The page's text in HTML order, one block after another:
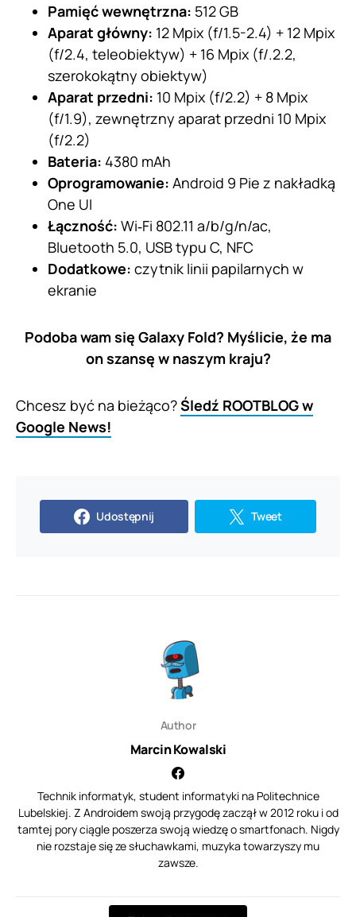
Pamięć wewnętrzna: 512 GB
Aparat główny: 12 Mpix (f/1.5-2.4) + 12 Mpix
(f/2.4, teleobiektyw) + 16 Mpix (f/.2.2,
szerokokątny obiektyw)
Aparat przedni: 10 Mpix (f/2.2) + 8 Mpix
(f/1.9), zewnętrzny aparat przedni 10 Mpix
(f/2.2)
Bateria: 4380 mAh
Oprogramowanie: Android 9 Pie z nakładką
One UI
Łączność: Wi‑Fi 802.11 a/b/g/n/ac,
Bluetooth 5.0, USB typu C, NFC
Dodatkowe: czytnik linii papilarnych w
ekranie
Podoba wam się Galaxy Fold? Myślicie, że ma
on szansę w naszym kraju?
Chcesz być na bieżąco?Śledź ROOTBLOG w
Google News!
Udostępnij Tweet
Author
Marcin Kowalski
Technik informatyk, student informatyki na Politechnice
Lubelskiej. Z Androidem swoją przygodę zaczął w 2012 roku i od
tamtej pory ciągle poszerza swoją wiedzę o smartfonach. Nigdy
nie rozstaje się ze słuchawkami, muzyka towarzyszy mu
zawsze.